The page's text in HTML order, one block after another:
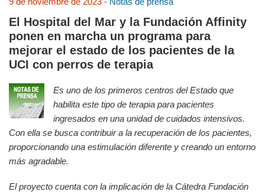
El Hospital del Mar y la Fundación Affinity
ponen en marcha un programa para
mejorar el estado de los pacientes de la
UCI con perros de terapia
Es uno de los primeros centros del Estado que
habilita este tipo de terapia para pacientes
ingresados en una unidad de cuidados intensivos.
Con ella se busca contribuir a la recuperación de los pacientes,
proporcionando una estimulación diferente y creando un entorno
más agradable.
El proyecto cuenta con la implicación de la Cátedra Fundación